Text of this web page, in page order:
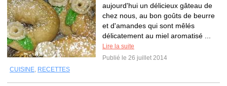
aujourd'hui un délicieux gâteau de
chez nous, au bon goûts de beurre
et d'amandes qui sont mêlés
délicatement au miel aromatisé ...
Lire la suite
Publié le 26 juillet 2014
CUISINE, RECETTES